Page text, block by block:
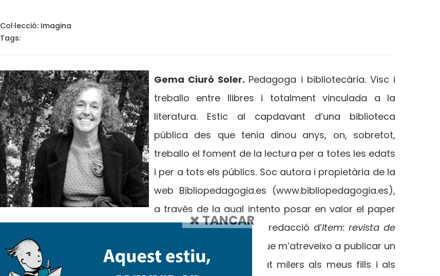
Col·lecció: Imagina
Tags:
Gema Ciuró Soler. Pedagoga i bibliotecària. Visc i
treballo entre llibres i totalment vinculada a la
literatura. Estic al capdavant d’una biblioteca
pública des que tenia dinou anys, on, sobretot,
treballo el foment de la lectura per a totes les edats
i per a tots els públics. Soc autora i propietària de la
web Bibliopedagogia.es (www.bibliopedagogia.es),
a través de la qual intento posar en valor el paper
educatiu de la biblioteca. Ha format part del consell de redacció d’Item: revista de
biblioteconomia i documentació
. És la primera vegada que m’atreveixo a publicar un
conte, malgrat que n’he escrit uns quants i n’he explicat milers als meus fills i als
TANCAR